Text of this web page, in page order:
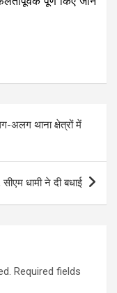
अलग थाना क्षेत्रों में
धामी ने दी बधाई
Required fields